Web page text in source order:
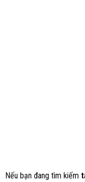
Nếu bạn đang tìm kiếm